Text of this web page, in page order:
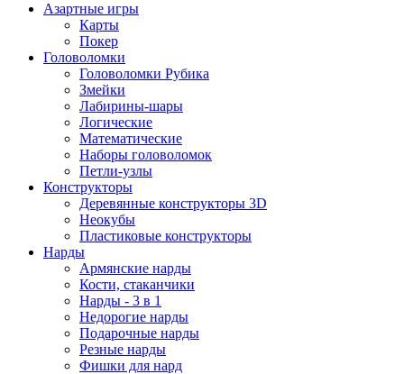
Азартные игры
Карты
Покер
Головоломки
Головоломки Рубика
Змейки
Лабирины-шары
Логические
Математические
Наборы головоломок
Петли-узлы
Конструкторы
Деревянные конструкторы 3D
Неокубы
Пластиковые конструкторы
Нарды
Армянские нарды
Кости, стаканчики
Нарды - 3 в 1
Недорогие нарды
Подарочные нарды
Резные нарды
Фишки для нард